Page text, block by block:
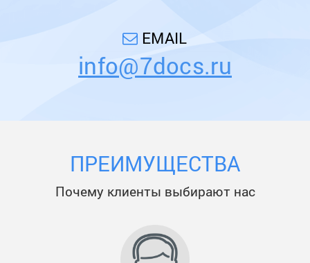
EMAIL
info@7docs.ru
ПРЕИМУЩЕСТВА
Почему клиенты выбирают нас